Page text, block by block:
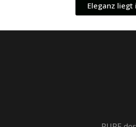
Eleganz